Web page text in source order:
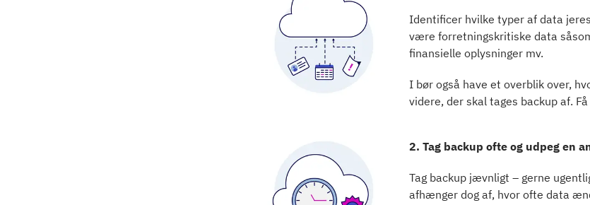
Identificer hvilke typer af data
være forretningskritiske data
finansielle oplysninger mv.
I bør også have et overblik over,
videre, der skal tages backup af.
2. Tag backup ofte og udpeg en
Tag backup jævnligt – gerne
afhænger dog af, hvor ofte data